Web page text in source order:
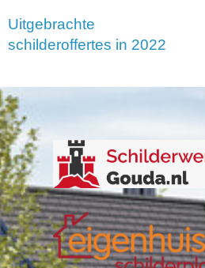
Uitgebrachte
schilderoffertes in 2022